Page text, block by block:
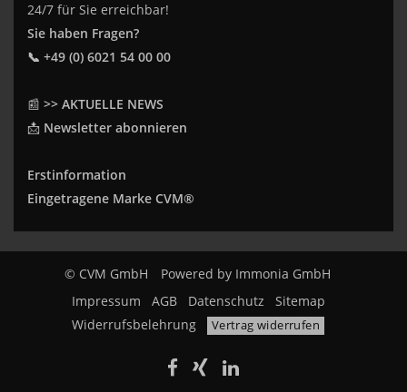
24/7 für Sie erreichbar!
Sie haben Fragen?
📞 +49 (0) 6021 54 00 00
📰 >> AKTUELLE NEWS
📩 Newsletter abonnieren
Erstinformation
Eingetragene Marke CVM®
© CVM GmbH Powered by Immonia GmbH
Impressum
AGB Datenschutz
Sitemap
Widerrufsbelehrung
Vertrag widerrufen